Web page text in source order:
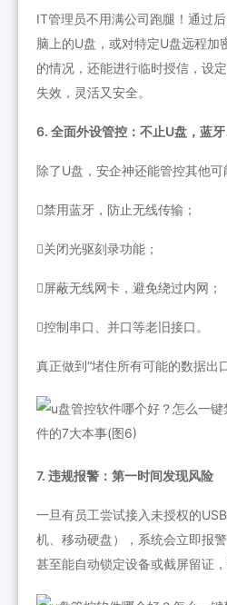
IT管理员不用满公司跑腿！通过
脑上的U盘，或对特定U盘远程加
的情况，还能进行临时授信，设
失效，灵活又安全。
6. 全面外设管控：不止U盘，蓝
除了U盘，安企神还能管控其他可
禁用蓝牙，防止无线传输；
关闭光驱刻录功能；
屏蔽无线网卡，避免绕过内网；
控制串口、并口等老旧接口。
真正做到“堵住所有可能的数据出口
7. 违规报警：第一时间发现风险
一旦有员工尝试接入未授权的
机、移动硬盘），系统会立即报
甚至能自动锁定设备或截屏留证